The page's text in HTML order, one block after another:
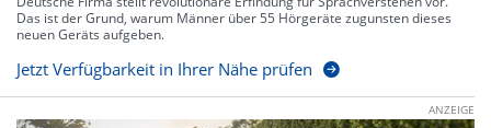
Das ist der Grund, warum Männer über 55 Hörgeräte zugunsten dieses
neuen Geräts aufgeben.
Jetzt Verfügbarkeit in Ihrer Nähe prüfen
ANZEIGE